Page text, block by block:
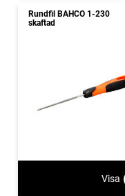
Rundfil BAHCO 1-230
skaftad
Visa